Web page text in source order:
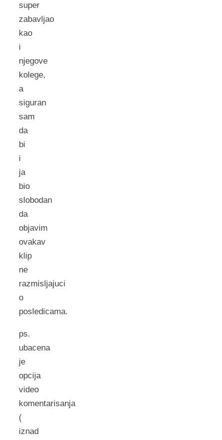
super
zabavljao
kao
i
njegove
kolege,
a
siguran
sam
da
bi
i
ja
bio
slobodan
da
objavim
ovakav
klip
ne
razmisljajuci
o
posledicama.
ps.
ubacena
je
opcija
video
komentarisanja
(
iznad